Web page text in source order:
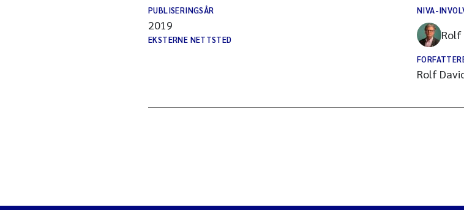
PUBLISERINGSÅR
2019
EKSTERNE NETTSTED
NIVA-
Rolf
Rolf